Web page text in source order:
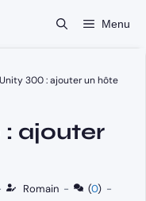
Menu
300 : ajouter un hôte
ajouter
Romain - (0) -